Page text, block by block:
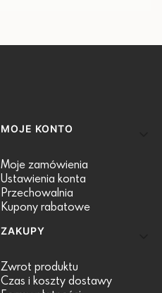
Linki w stopce
MOJE KONTO
Moje zamówienia
Ustawienia konta
Przechowalnia
Kupony rabatowe
ZAKUPY
Zwrot produktu
Czas i koszty dostawy